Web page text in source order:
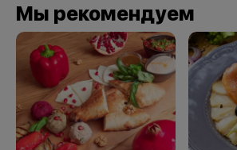
Мы рекомендуем